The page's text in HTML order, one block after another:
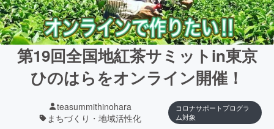
第19回全国地紅茶サミットin東京
ひのはらをオンライン開催！
teasummithinohara
まちづくり・地域活性化
コロナサポートプログラ
ム対象